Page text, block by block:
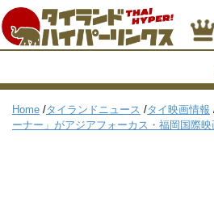
Home /タイランドニュース /タイ映画情報
ーナー」がアジアフォーカス・福岡国際